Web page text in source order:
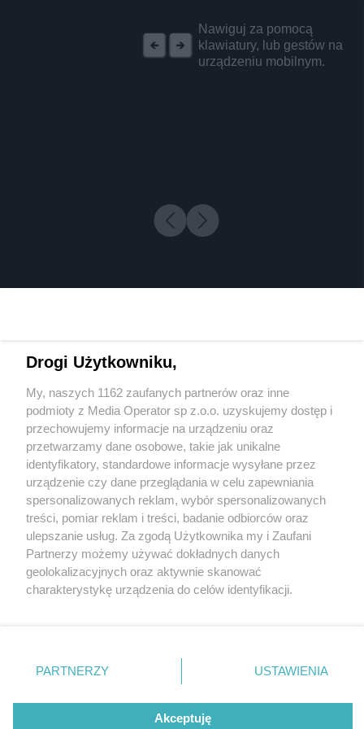
Nawiguj za pomocą
klawiatury, lub gestów na
urządzeniu mobilnym.
5 / 0
Wydawca mediów lokalnych
Nie zapomnij
zapoznać się z:
polityką prywatności regulamin korzystania z portali
Twojemiasto
Piekary Śląskie
Chorzów
Tarnowskie Góry
Gliwice
Skontakuj sięz nami
Kontakt
Wydawca
Redakcja
Drogi Użytkowniku,
My, naszych 1162 zaufanych partnerów oraz inne
podmioty z Media Operator sp z.o.o. uzyskujemy dostęp i
przechowujemy informacje na urządzeniu oraz
przetwarzamy dane osobowe, takie jak unikalne
identyfikatory, standardowe informacje wysyłane przez
urządzenie czy dane przeglądania w celu zapewniania
spersonalizowanych reklam, wybór spersonalizowanych
treści, pomiar reklam i treści, badanie odbiorców oraz
ulepszanie usług. Za zgodą Użytkownika my i Zaufani
Partnerzy możemy używać dokładnych danych
geolokalizacyjnych oraz aktywnie skanować
charakterystykę urządzenia do celów identyfikacji.
zmienić/wycofać klikając przycisk ustawień prywatności
znajdujący się w lewym dolnym rogu strony
rodzaje przetwarzania danych nie wymagają zgody
użytkownika, ale masz prawo sprzeciwić się takiemu
PARTNERZY USTAWIENIA
Akceptuję